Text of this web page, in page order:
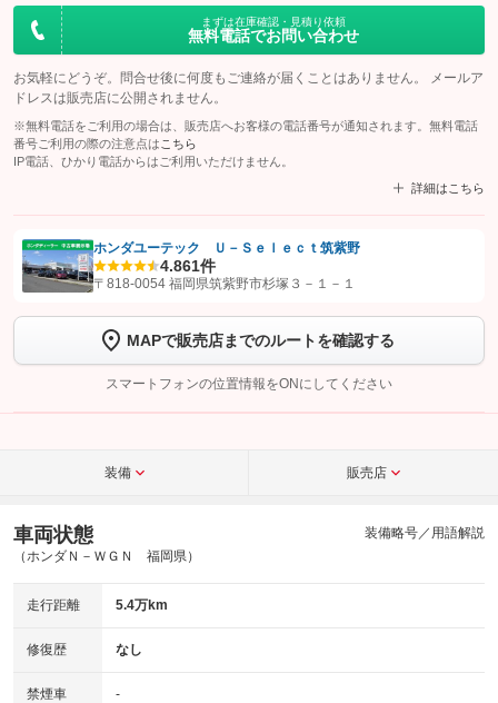
まずは在庫確認・見積り依頼
無料電話でお問い合わせ
お気軽にどうぞ。問合せ後に何度もご連絡が届くことはありません。 メールア
ドレスは販売店に公開されません。
※無料電話をご利用の場合は、販売店へお客様の電話番号が通知されます。無料電話
番号ご利用の際の注意点は こちら
IP電話、ひかり電話からはご利用いただけません。
詳細はこちら
【STEP1】認証画面でグーネットを友だち追加してから「許可する」ボタンを押
トーク画面で
ボタンをタップして問い合わせを
完了してください。
こちら
ホンダユーテック Ｕ－Ｓｅｌｅｃｔ筑紫野
4.861件
〒818-0054 福岡県筑紫野市杉塚３－１－１
MAPで販売店までのルートを確認する
スマートフォンの位置情報をONにしてください
装備 販売店
車両状態
（ホンダＮ－ＷＧＮ 福岡県）
装備略号／用語解説
走行距離 5.4万km
修復歴 なし
禁煙車 -